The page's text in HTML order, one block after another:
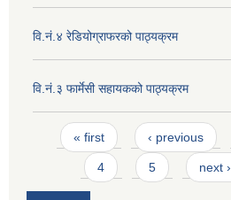
वि.नं.४ रेडियोग्राफरको पाठ्यक्रम
वि.नं.३ फार्मेसी सहायकको पाठ्यक्रम
Pages
« first ‹ previous
4 5 next ›